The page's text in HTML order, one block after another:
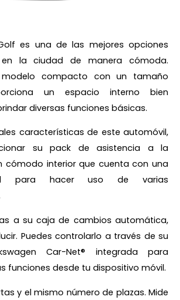
es una de las mejores opciones
la ciudad de manera cómoda.
compacto con un tamaño
un espacio interno bien
diversas funciones básicas.
características de este automóvil,
su pack de asistencia a la
cómodo interior que cuenta con una
para hacer uso de varias
a su caja de cambios automática,
Puedes controlarlo a través de su
Car-Net® integrada para
funciones desde tu dispositivo móvil.
y el mismo número de plazas. Mide